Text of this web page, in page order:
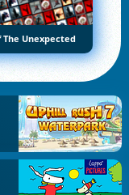
The Unexpected